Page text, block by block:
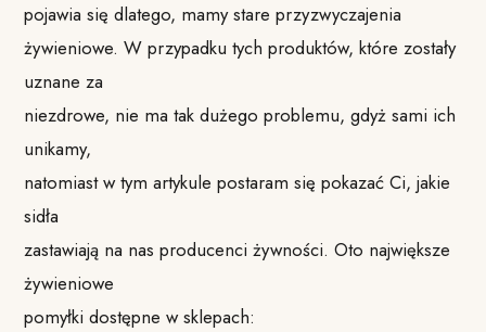
pojawia się dlatego, mamy stare przyzwyczajenia
żywieniowe. W przypadku tych produktów, które zostały
uznane za
niezdrowe, nie ma tak dużego problemu, gdyż sami ich
unikamy,
natomiast w tym artykule postaram się pokazać Ci, jakie
sidła
zastawiają na nas producenci żywności. Oto największe
żywieniowe
pomyłki dostępne w sklepach: